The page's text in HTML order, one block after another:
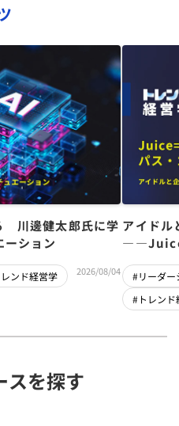
川邊健太郎氏に学
ション
ンド経営学 2026/08/04
アイドル
#リーダー
#トレンド
スを探す